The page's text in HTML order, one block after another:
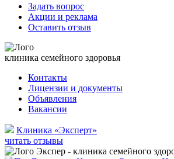
Задать вопрос
Акции и реклама
Оставить отзыв
клиника семейного здоровья
Контакты
Лицензии и документы
Объявления
Вакансии
Клиника «Эксперт»
читать отзывы